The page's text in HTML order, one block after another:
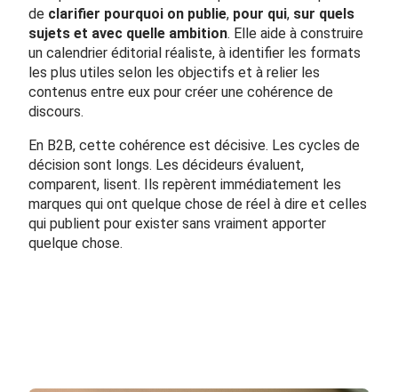
de clarifier pourquoi on publie, pour qui, sur quels
sujets et avec quelle ambition. Elle aide à construire
un calendrier éditorial réaliste, à identifier les formats
les plus utiles selon les objectifs et à relier les
contenus entre eux pour créer une cohérence de
discours.
En B2B, cette cohérence est décisive. Les cycles de
décision sont longs. Les décideurs évaluent,
comparent, lisent. Ils repèrent immédiatement les
marques qui ont quelque chose de réel à dire et celles
qui publient pour exister sans vraiment apporter
quelque chose.